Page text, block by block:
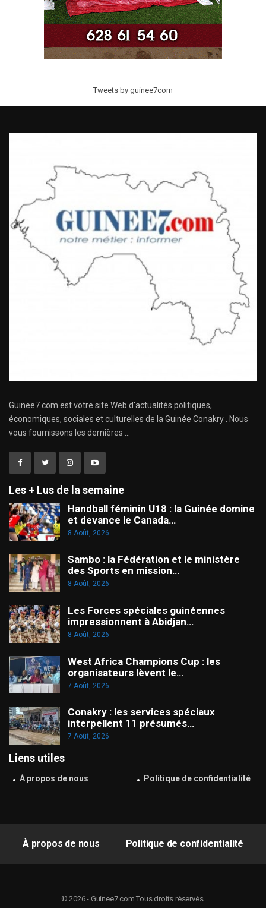
Tweets by guinee7com
Guinee7.com est votre site Web d'actualités politiques,
économiques, sociales et culturelles de la Guinée Conakry . Nous
vous fournissons les dernières ...
Les + Lus de la semaine
Handball féminin U18 : la Guinée domine
et devance le Canada…
8 Août, 2026
Sambo : la Fédération et le ministère
des Sports en mission…
8 Août, 2026
Les Forces spéciales guinéennes
impressionnent à Abidjan…
8 Août, 2026
West Africa Champions Cup : les
organisateurs lèvent le…
7 Août, 2026
Conakry : les services spéciaux
interpellent 11 présumés…
7 Août, 2026
Liens utiles
À propos de nous Politique de confidentialité
À propos de nous Politique de confidentialité
© 2026 - Guinee7.com.Tous droits réservés.